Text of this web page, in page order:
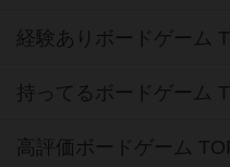
経験ありボードゲーム
持ってるボードゲーム
高評価ボードゲーム